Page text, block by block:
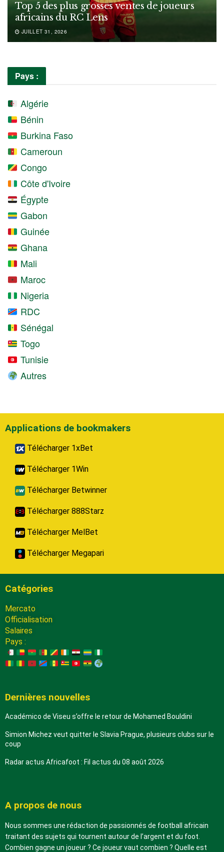
Top 5 des plus grosses ventes de joueurs
africains du RC Lens
JUILLET 31, 2026
Pays :
Algérie
Bénin
Burkina Faso
Cameroun
Congo
Côte d'Ivoire
Égypte
Gabon
Guinée
Ghana
Mali
Maroc
Nigeria
RDC
Sénégal
Togo
Tunisie
Autres
Applications de bookmakers
Télécharger 1xBet
Télécharger 1Win
Télécharger Betwinner
Télécharger 888Starz
Télécharger MelBet
Télécharger Megapari
Catégories
Mercato
Officialisation
Salaires
Pays :
Dernières nouvelles
Académico de Viseu s’offre le retour de Mohamed Bouldini
Simion Michez veut quitter le Slavia Prague, plusieurs clubs sur le
coup
Radar actus Africafoot : Fil actus du 08 août 2026
A propos de nous
Nous sommes une rédaction de passionnés de football africain
traitant des sujets qui tournent autour de l’argent et du foot.
Combien gagne un joueur ? Ce joueur vaut combien ? Quelle est